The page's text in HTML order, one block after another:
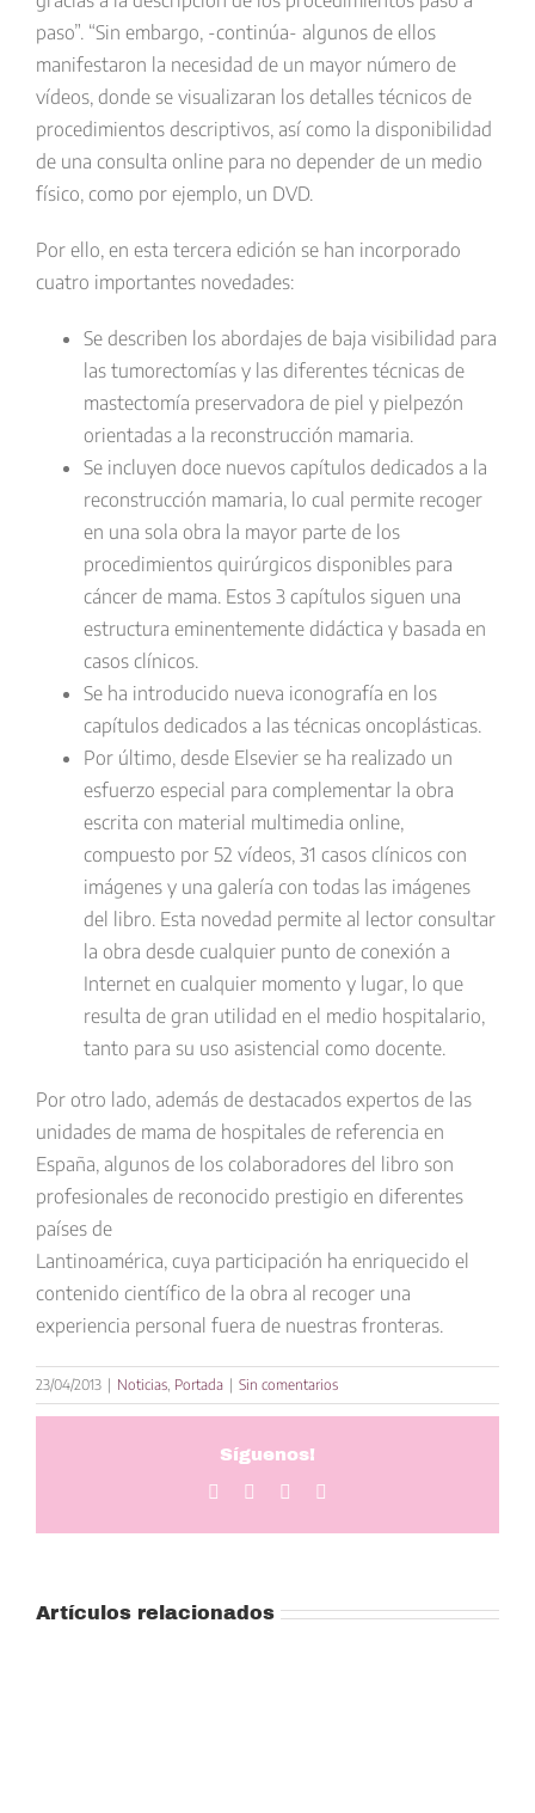
paso”. “Sin embargo, -continúa- algunos de ellos
manifestaron la necesidad de un mayor número de
vídeos, donde se visualizaran los detalles técnicos de
procedimientos descriptivos, así como la disponibilidad
de una consulta online para no depender de un medio
físico, como por ejemplo, un DVD.
Por ello, en esta tercera edición se han incorporado
cuatro importantes novedades:
Se describen los abordajes de baja visibilidad para
las tumorectomías y las diferentes técnicas de
mastectomía preservadora de piel y pielpezón
orientadas a la reconstrucción mamaria.
Se incluyen doce nuevos capítulos dedicados a la
reconstrucción mamaria, lo cual permite recoger
en una sola obra la mayor parte de los
procedimientos quirúrgicos disponibles para
cáncer de mama. Estos 3 capítulos siguen una
estructura eminentemente didáctica y basada en
casos clínicos.
Se ha introducido nueva iconografía en los
capítulos dedicados a las técnicas oncoplásticas.
Por último, desde Elsevier se ha realizado un
esfuerzo especial para complementar la obra
escrita con material multimedia online,
compuesto por 52 vídeos, 31 casos clínicos con
imágenes y una galería con todas las imágenes
del libro. Esta novedad permite al lector consultar
la obra desde cualquier punto de conexión a
Internet en cualquier momento y lugar, lo que
resulta de gran utilidad en el medio hospitalario,
tanto para su uso asistencial como docente.
Por otro lado, además de destacados expertos de las
unidades de mama de hospitales de referencia en
España, algunos de los colaboradores del libro son
profesionales de reconocido prestigio en diferentes
países de
Lantinoamérica, cuya participación ha enriquecido el
contenido científico de la obra al recoger una
experiencia personal fuera de nuestras fronteras.
23/04/2013 | Noticias, Portada | Sin comentarios
Síguenos!
Facebook
TwitterLinkedIn
Artículos relacionados